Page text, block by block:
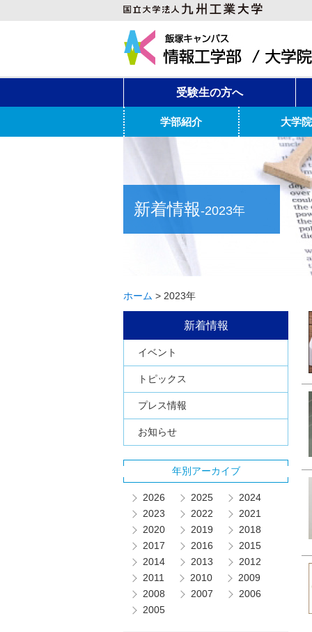
受験生の方へ
学部紹介 大学院
新着情報-2023年
ホーム > 2023年
新着情報
イベント
トピックス
プレス情報
お知らせ
年別アーカイブ
2026 2025
2024
2023
2022
2021
2020
2019
2018
2017
2016
2015
2014
2013
2012
2011
2010
2009
2008
2007
2006
2005